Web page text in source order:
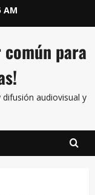
AM
común para
audiovisual y